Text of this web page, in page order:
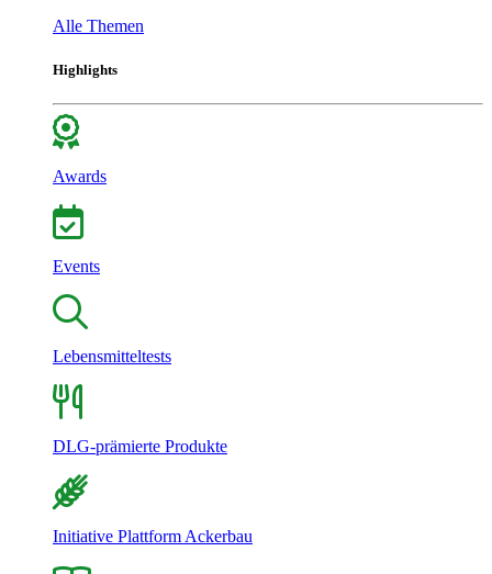
Alle Themen
Highlights
Awards
Events
Lebensmitteltests
DLG-prämierte Produkte
Initiative Plattform Ackerbau